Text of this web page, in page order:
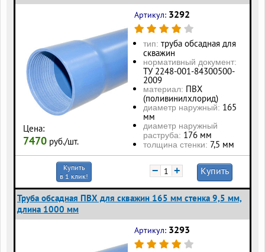
Цена:
7470 руб./шт.
Артикул: 3292
тип: труба обсадная для
скважин
нормативный документ:
ТУ 2248-001-84300500-
2009
материал: ПВХ
(поливинилхлорид)
диаметр наружный: 165
мм
диаметр наружный
раструба: 176 мм
толщина стенки: 7,5 мм
Купить
в 1 клик!
− + Купить
Труба обсадная ПВХ для скважин 165 мм стенка 9,5 мм,
длина 1000 мм
Артикул: 3293